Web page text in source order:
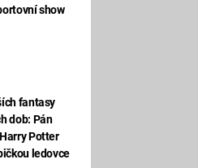
show
fantasy
dob: Pán
Potter
ledovce